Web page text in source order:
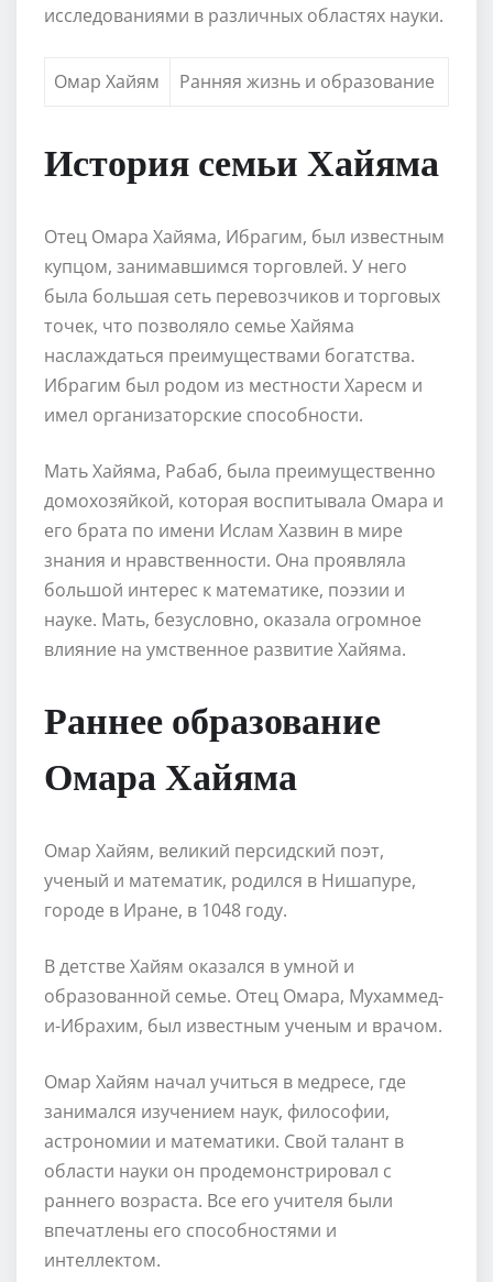
исследованиями в различных областях науки.
Омар Хайям Ранняя жизнь и образование
История семьи Хайяма
Отец Омара Хайяма, Ибрагим, был известным
купцом, занимавшимся торговлей. У него
была большая сеть перевозчиков и торговых
точек, что позволяло семье Хайяма
наслаждаться преимуществами богатства.
Ибрагим был родом из местности Харесм и
имел организаторские способности.
Мать Хайяма, Рабаб, была преимущественно
домохозяйкой, которая воспитывала Омара и
его брата по имени Ислам Хазвин в мире
знания и нравственности. Она проявляла
большой интерес к математике, поэзии и
науке. Мать, безусловно, оказала огромное
влияние на умственное развитие Хайяма.
Раннее образование
Омара Хайяма
Омар Хайям, великий персидский поэт,
ученый и математик, родился в Нишапуре,
городе в Иране, в 1048 году.
В детстве Хайям оказался в умной и
образованной семье. Отец Омара, Мухаммед-
и-Ибрахим, был известным ученым и врачом.
Омар Хайям начал учиться в медресе, где
занимался изучением наук, философии,
астрономии и математики. Свой талант в
области науки он продемонстрировал с
раннего возраста. Все его учителя были
впечатлены его способностями и
интеллектом.